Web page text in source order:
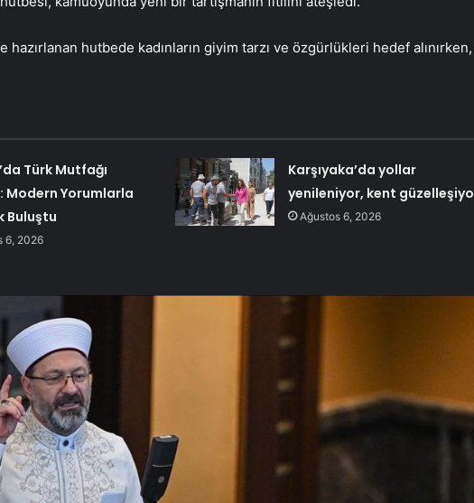
hazırlanan hutbede kadınların giyim tarzı ve özgürlükleri hedef alınırken,
Türk Mutfağı
Modern Yorumlarla
Buluştu
6, 2026
Karşıyaka’da yollar
yenileniyor, kent
Ağustos 6, 2026